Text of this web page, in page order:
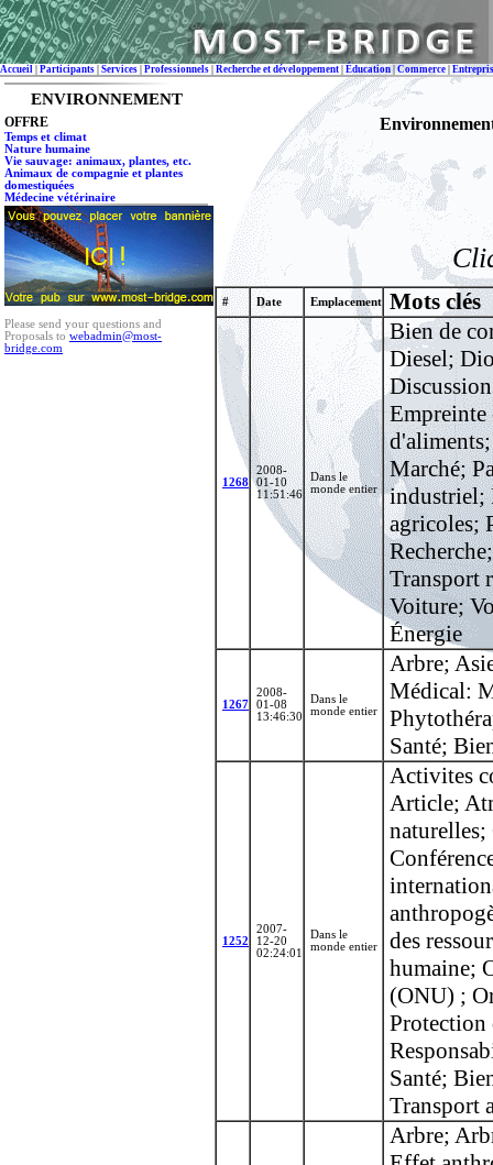
Accueil Participants Services Professionnels Recherche et développement Éducation|Commerce
ENVIRONNEMENT
OFFRE
Temps et climat
Nature humaine
Vie sauvage: animaux, plantes, etc.
Animaux de compagnie et plantes
domestiquées
Médecine vétérinaire
Please send your questions and
Proposals to webadmin@most-
bridge.com
# Date Emplacement Mots clés
1268
2008-
01-10
11:51:46
Dans le
monde entier
Bien de
Diesel;
Empreinte
Marché;
industriel;
agricoles;
Transport
Voiture;
Énergie
1267
2008-
01-08
13:46:30
Dans le
monde entier
Arbre;
Médical:
Santé;
1252
2007-
12-20
02:24:01
Dans le
monde entier
Activites
Article;
des
humaine;
(ONU) ;
Protection
Santé;
Transport
Arbre;